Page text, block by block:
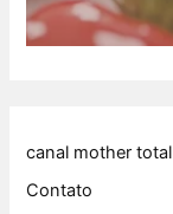
canal mother total
Contato